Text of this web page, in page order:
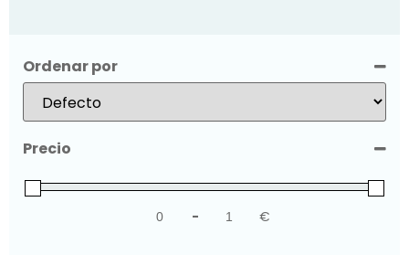
Ordenar por
Sort Products
Precio
Minimum Price
- Maximum Price
€